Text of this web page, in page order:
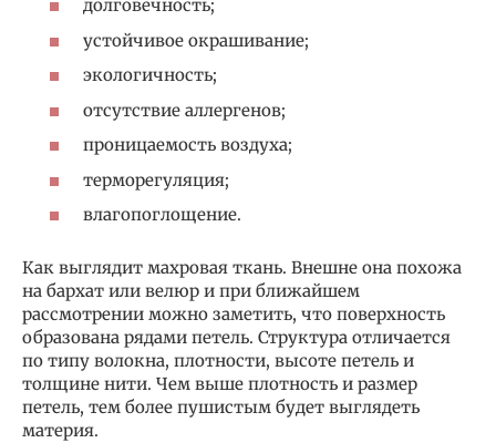
долговечность;
устойчивое окрашивание;
экологичность;
отсутствие аллергенов;
проницаемость воздуха;
терморегуляция;
влагопоглощение.
Как выглядит махровая ткань. Внешне она похожа
на бархат или велюр и при ближайшем
рассмотрении можно заметить, что поверхность
образована рядами петель. Структура отличается
по типу волокна, плотности, высоте петель и
толщине нити. Чем выше плотность и размер
петель, тем более пушистым будет выглядеть
материя.